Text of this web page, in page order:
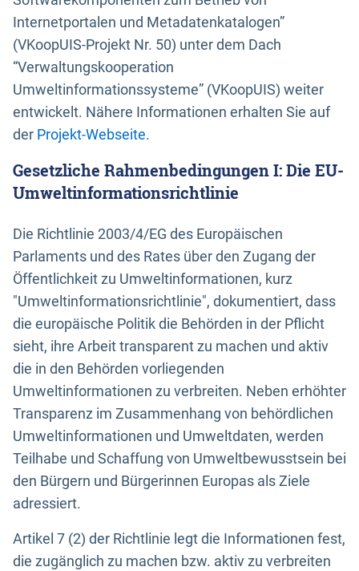
Internetportalen und Metadatenkatalogen”
(VKoopUIS-Projekt Nr. 50) unter dem Dach
“Verwaltungskooperation
Umweltinformationssysteme” (VKoopUIS) weiter
entwickelt. Nähere Informationen erhalten Sie auf
der Projekt-Webseite.
Gesetzliche Rahmenbedingungen I: Die EU-
Umweltinformationsrichtlinie
Die Richtlinie 2003/4/EG des Europäischen
Parlaments und des Rates über den Zugang der
Öffentlichkeit zu Umweltinformationen, kurz
"Umweltinformationsrichtlinie", dokumentiert, dass
die europäische Politik die Behörden in der Pflicht
sieht, ihre Arbeit transparent zu machen und aktiv
die in den Behörden vorliegenden
Umweltinformationen zu verbreiten. Neben erhöhter
Transparenz im Zusammenhang von behördlichen
Umweltinformationen und Umweltdaten, werden
Teilhabe und Schaffung von Umweltbewusstsein bei
den Bürgern und Bürgerinnen Europas als Ziele
adressiert.
Artikel 7 (2) der Richtlinie legt die Informationen fest,
die zugänglich zu machen bzw. aktiv zu verbreiten